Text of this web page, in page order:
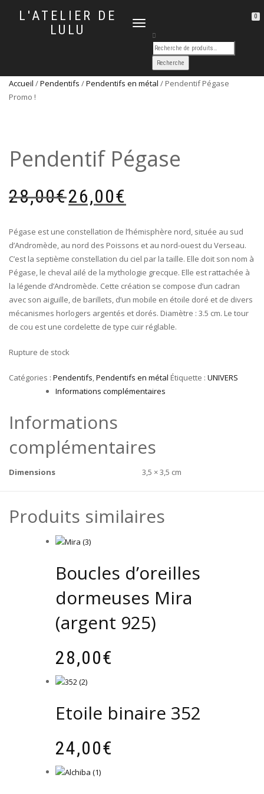
L'ATELIER DE
LULU
DÉPLIER
NAVIGATION
0
Accueil /Pendentifs /Pendentifs en métal / Pendentif Pégase
Promo !
Pendentif Pégase
28,00€ prix
28,00€.
26,00€
est :
Pégase est une constellation de l’hémisphère nord, située au sud
d’Andromède, au nord des Poissons et au nord-ouest du Verseau.
C’est la septième constellation du ciel par la taille. Elle doit son nom à
Pégase, le cheval ailé de la mythologie grecque. Elle est rattachée à
la légende d’Andromède. Cette création se compose d’un cadran
avec son aiguille, de barillets, d’un mobile en étoile doré et de divers
mécanismes horlogers argentés et dorés. Diamètre : 3.5 cm. Le tour
de cou est une cordelette de type cuir réglable.
Rupture de stock
Catégories : Pendentifs,Pendentifs en métal Étiquette : UNIVERS
Informations complémentaires
Informations
complémentaires
Dimensions 3,5 × 3,5 cm
Produits similaires
Boucles d’oreilles
dormeuses Mira
(argent 925)
28,00€
Etoile binaire 352
24,00€